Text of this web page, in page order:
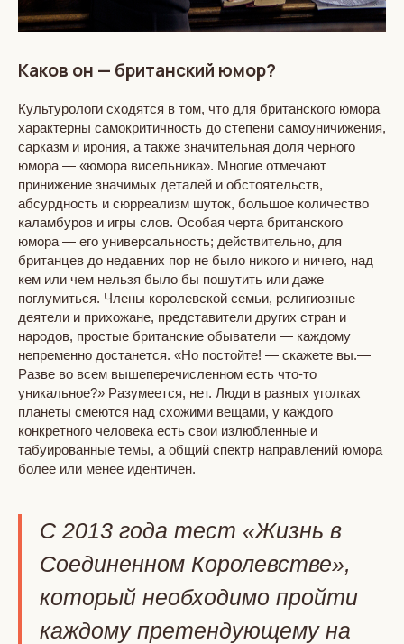
Каков он — британский юмор?
Культурологи сходятся в том, что для британского юмора
характерны самокритичность до степени самоуничижения,
сарказм и ирония, а также значительная доля черного
юмора — «юмора висельника». Многие отмечают
принижение значимых деталей и обстоятельств,
абсурдность и сюрреализм шуток, большое количество
каламбуров и игры слов. Особая черта британского
юмора — его универсальность; действительно, для
британцев до недавних пор не было никого и ничего, над
кем или чем нельзя было бы пошутить или даже
поглумиться. Члены королевской семьи, религиозные
деятели и прихожане, представители других стран и
народов, простые британские обыватели — каждому
непременно достанется. «Но постойте! — скажете вы.—
Разве во всем вышеперечисленном есть что-то
уникальное?» Разумеется, нет. Люди в разных уголках
планеты смеются над схожими вещами, у каждого
конкретного человека есть свои излюбленные и
табуированные темы, а общий спектр направлений юмора
более или менее идентичен.
C 2013 года тест «Жизнь в
Соединенном Королевстве»,
который необходимо пройти
каждому претендующему на